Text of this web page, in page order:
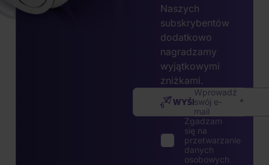
Naszych
subskrybentów
dodatkowo
nagradzamy
wyjątkowymi
zniżkami.
Wprowadź
swój e-
mail
WYŚLIJ
Zgadzam
się na
przetwarzanie
danych
osobowych